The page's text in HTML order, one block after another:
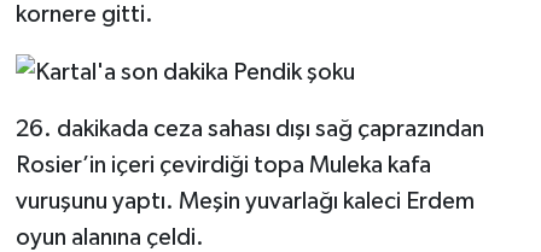
kornere gitti.
26. dakikada ceza sahası dışı sağ çaprazından
Rosier’in içeri çevirdiği topa Muleka kafa
vuruşunu yaptı. Meşin yuvarlağı kaleci Erdem
oyun alanına çeldi.